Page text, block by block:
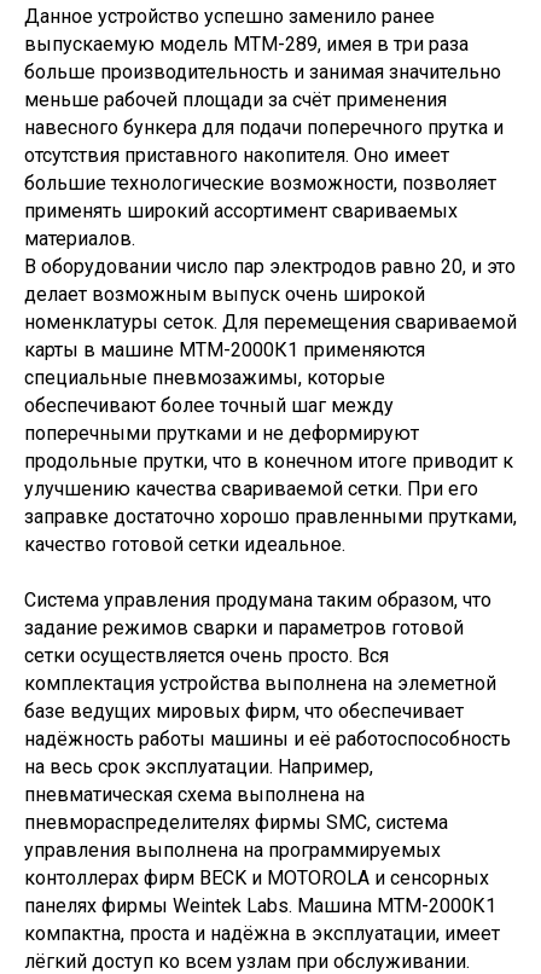
Данное устройство успешно заменило ранее
выпускаемую модель МТМ-289, имея в три раза
больше производительность и занимая значительно
меньше рабочей площади за счёт применения
навесного бункера для подачи поперечного прутка и
отсутствия приставного накопителя. Оно имеет
большие технологические возможности, позволяет
применять широкий ассортимент свариваемых
материалов.
В оборудовании число пар электродов равно 20, и это
делает возможным выпуск очень широкой
номенклатуры сеток. Для перемещения свариваемой
карты в машине МТМ-2000К1 применяются
специальные пневмозажимы, которые
обеспечивают более точный шаг между
поперечными прутками и не деформируют
продольные прутки, что в конечном итоге приводит к
улучшению качества свариваемой сетки. При его
заправке достаточно хорошо правленными прутками,
качество готовой сетки идеальное.
Система управления продумана таким образом, что
задание режимов сварки и параметров готовой
сетки осуществляется очень просто. Вся
комплектация устройства выполнена на элеметной
базе ведущих мировых фирм, что обеспечивает
надёжность работы машины и её работоспособность
на весь срок эксплуатации. Например,
пневматическая схема выполнена на
пневмораспределителях фирмы SMC, система
управления выполнена на программируемых
контоллерах фирм BECK и MOTOROLA и сенсорных
панелях фирмы Weintek Labs. Машина МТМ-2000К1
компактна, проста и надёжна в эксплуатации, имеет
лёгкий доступ ко всем узлам при обслуживании.